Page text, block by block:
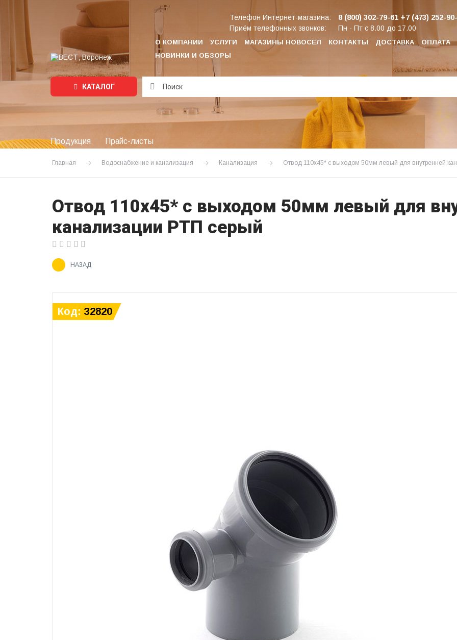
О КОМПАНИИ УСЛУГИ МАГАЗИНЫ НОВОСЕЛ КОНТАКТЫ ДОСТАВКА ОПЛАТА
НОВИНКИ И ОБЗОРЫ
Телефон Интернет-магазина: 8 (800) 302-79-61 +7 (473) 252-
Приём телефонных звонков: Пн - Пт с 8.00 до 17.00
КАТАЛОГ
Подождите...
Продукция Прайс-листы
Главная Водоснабжение и канализация Канализация Отвод 110х45* с выходом 50мм левый для внутренней
Отвод 110х45* с выходом 50мм левый для
канализации РТП серый
НАЗАД
Код: 32820